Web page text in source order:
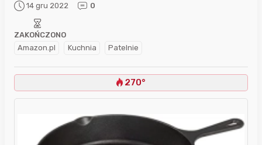
14 gru 2022 0
Amazon.pl Kuchnia Patelnie
ZAKOŃCZONO
270°